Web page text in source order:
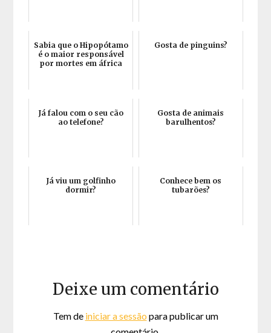
Sabia que o Hipopótamo
é o maior responsável
por mortes em áfrica
Gosta de pinguins?
Já falou com o seu cão
ao telefone?
Gosta de animais
barulhentos?
Já viu um golfinho
dormir?
Conhece bem os
tubarões?
Deixe um comentário
Tem de iniciar a sessão para publicar um